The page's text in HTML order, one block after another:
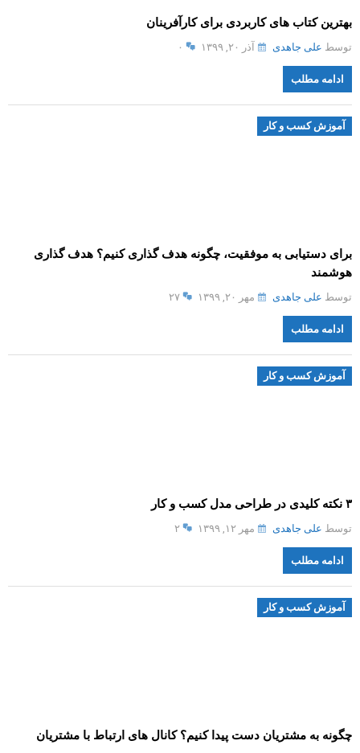
بهترین کتاب های کاربردی برای کارآفرینان
توسط علی جاهدی آذر ۲۰, ۱۳۹۹ ۰
ادامه مطلب
آموزش کسب و کار
برای دستیابی به موفقیت، چگونه هدف گذاری کنیم؟ هدف گذاری
هوشمند
توسط علی جاهدی مهر ۲۰, ۱۳۹۹ ۲۷
ادامه مطلب
آموزش کسب و کار
۳ نکته کلیدی در طراحی مدل کسب و کار
توسط علی جاهدی مهر ۱۲, ۱۳۹۹ ۲
ادامه مطلب
آموزش کسب و کار
چگونه به مشتریان دست پیدا کنیم؟ کانال های ارتباط با مشتریان